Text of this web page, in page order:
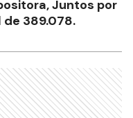
Juntos por
389.078.